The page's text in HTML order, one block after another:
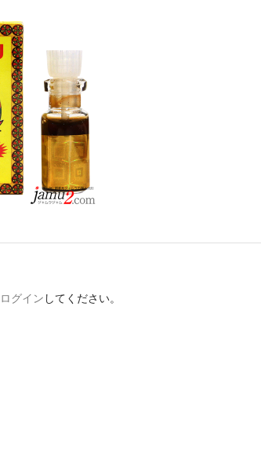
ログイン してください。